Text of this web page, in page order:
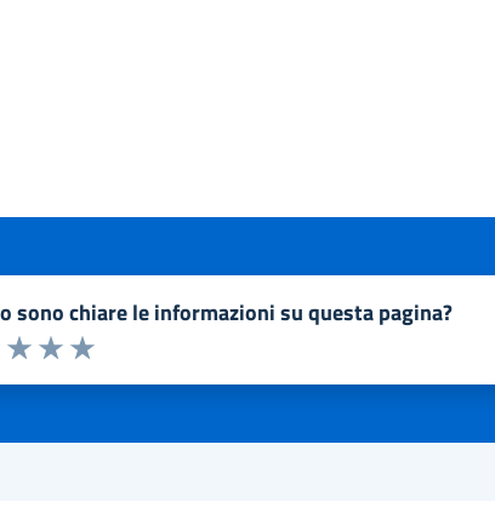
sono chiare le informazioni su questa pagina?
1 a 5 stelle la pagina
Valuta 5 stelle su 5
Valuta 4 stelle su 5
Valuta 3 stelle su 5
2 stelle su 5
stelle su 5